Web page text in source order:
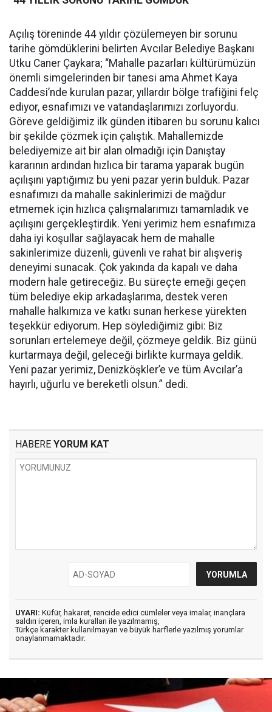
Açılış töreninde 44 yıldır çözülemeyen bir sorunu
tarihe gömdüklerini belirten Avcılar Belediye Başkanı
Utku Caner Çaykara; “Mahalle pazarları kültürümüzün
önemli simgelerinden bir tanesi ama Ahmet Kaya
Caddesi’nde kurulan pazar, yıllardır bölge trafiğini felç
ediyor, esnafımızı ve vatandaşlarımızı zorluyordu.
Göreve geldiğimiz ilk günden itibaren bu sorunu kalıcı
bir şekilde çözmek için çalıştık. Mahallemizde
belediyemize ait bir alan olmadığı için Danıştay
kararının ardından hızlıca bir tarama yaparak bugün
açılışını yaptığımız bu yeni pazar yerin bulduk. Pazar
esnafımızı da mahalle sakinlerimizi de mağdur
etmemek için hızlıca çalışmalarımızı tamamladık ve
açılışını gerçekleştirdik. Yeni yerimiz hem esnafımıza
daha iyi koşullar sağlayacak hem de mahalle
sakinlerimize düzenli, güvenli ve rahat bir alışveriş
deneyimi sunacak. Çok yakında da kapalı ve daha
modern hale getireceğiz. Bu süreçte emeği geçen
tüm belediye ekip arkadaşlarıma, destek veren
mahalle halkımıza ve katkı sunan herkese yürekten
teşekkür ediyorum. Hep söylediğimiz gibi: Biz
sorunları ertelemeye değil, çözmeye geldik. Biz günü
kurtarmaya değil, geleceği birlikte kurmaya geldik.
Yeni pazar yerimiz, Denizköşkler’e ve tüm Avcılar’a
hayırlı, uğurlu ve bereketli olsun.” dedi.
HABERE YORUM KAT
UYARI: Küfür, hakaret, rencide edici cümleler veya imalar, inançlara
saldırı içeren, imla kuralları ile yazılmamış,
Türkçe karakter kullanılmayan ve büyük harflerle yazılmış yorumlar
onaylanmamaktadır.